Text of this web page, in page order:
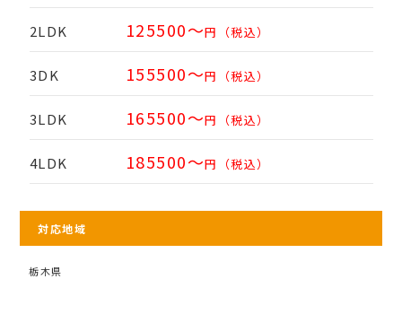
2LDK 125500～円（税込）
3DK 155500～円（税込）
3LDK 165500～円（税込）
4LDK 185500～円（税込）
対応地域
栃木県